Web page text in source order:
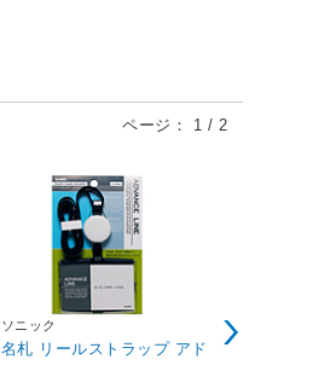
ページ： 1 / 2
ソニック
名札 リールストラップ アド